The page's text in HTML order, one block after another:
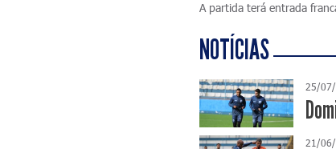
A partida terá entrada
NOTÍCIAS
25/
21/